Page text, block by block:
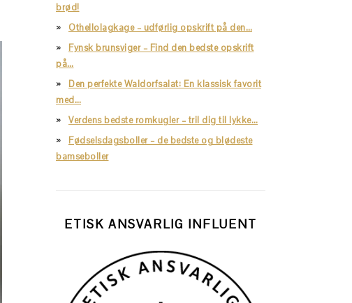
brød!
Othellolagkage – udførlig opskrift på den…
Fynsk brunsviger – Find den bedste opskrift
på…
Den perfekte Waldorfsalat: En klassisk favorit
med…
Verdens bedste romkugler – tril dig til lykke…
Fødselsdagsboller – de bedste og blødeste
bamseboller
ETISK ANSVARLIG INFLUENT